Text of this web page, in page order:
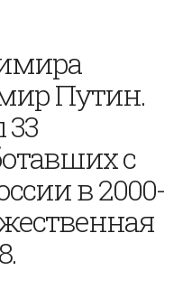
Путин.
с
в 2000-